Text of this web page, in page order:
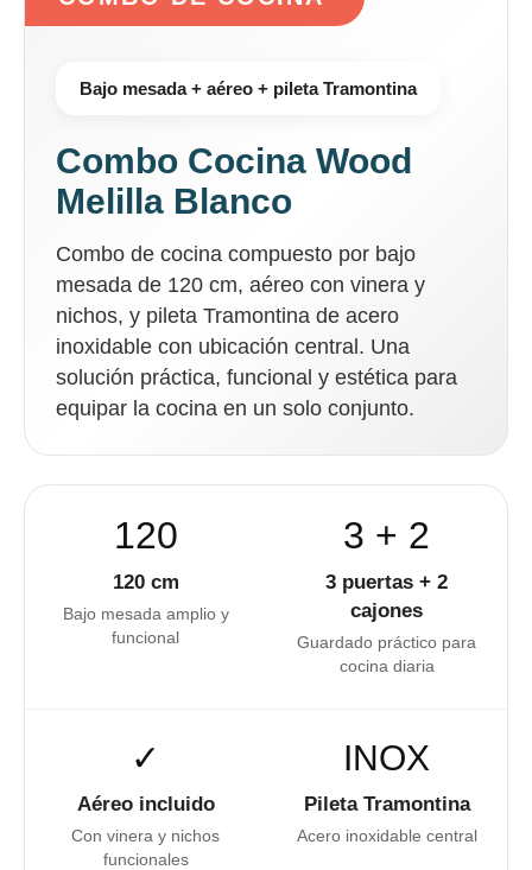
Bajo mesada + aéreo + pileta Tramontina
Combo Cocina Wood
Melilla Blanco
Combo de cocina compuesto por bajo
mesada de 120 cm, aéreo con vinera y
nichos, y pileta Tramontina de acero
inoxidable con ubicación central. Una
solución práctica, funcional y estética para
equipar la cocina en un solo conjunto.
120
120 cm
Bajo mesada amplio y
funcional
3 + 2
3 puertas + 2
cajones
Guardado práctico para
cocina diaria
✓
Aéreo incluido
Con vinera y nichos
funcionales
INOX
Pileta Tramontina
Acero inoxidable central